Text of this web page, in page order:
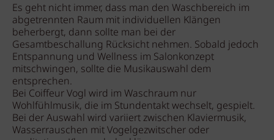
Es geht nicht immer, dass man den Waschbereich im
abgetrennten Raum mit individuellen Klängen
beherbergt, dann sollte man bei der
Gesamtbeschallung Rücksicht nehmen. Sobald jedoch
Entspannung und Wellness im Salonkonzept
mitschwingen, sollte die Musikauswahl dem
entsprechen.
Bei Coiffeur Vogl wird im Waschraum nur
Wohlfühlmusik, die im Stundentakt wechselt, gespielt.
Bei der Auswahl wird variiert zwischen Klaviermusik,
Wasserrauschen mit Vogelgezwitscher oder